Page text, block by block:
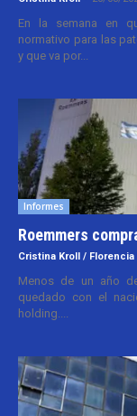
En la semana en
normativo para las
y que va por...
Informes
Roemmers
Cristina Kroll / Florencia
Menos de un año
quedado con el
holding....